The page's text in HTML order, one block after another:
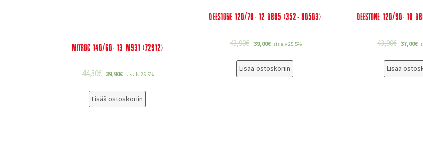
Mitroc 140/60-13 M931 (72912)
44,50€ 39,90€ sis alv 25.5%
Lisää ostoskoriin
Deestone 120/70-12 D805 (352-80503)
43,90€ 39,00€ sis alv 25.5%
Lisää ostoskoriin
Deestone 120/90-10
43,90€ 37,00€
Lisää